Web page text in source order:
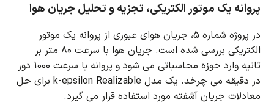
پروانه یک موتور الکتریکی، تجزیه و تحلیل جریان هوا
در پروژه شماره 5، جریان هوای عبوری از پروانه یک موتور
الکتریکی بررسی شده است.
جریان هوا با سرعت 80 متر بر
ثانیه وارد حوزه محاسباتی می شود و پروانه با سرعت 1000 دور
در دقیقه می چرخد.
یک مدل k-epsilon Realizable برای حل
معادلات جریان آشفته مورد استفاده قرار می گیرد.